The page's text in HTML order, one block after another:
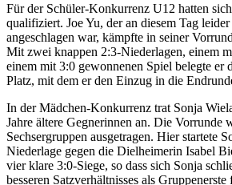
Für der Schüler-Konkurrenz U12 hatten
qualifiziert. Joe Yu, der an diesem Tag
angeschlagen war, kämpfte in seiner
Mit zwei knappen 2:3-Niederlagen, einem
einem mit 3:0 gewonnenen Spiel belegte er
Platz, mit dem er den Einzug in die
In der Mädchen-Konkurrenz trat Sonja
Jahre ältere Gegnerinnen an. Die Vorrunde
Sechsergruppen ausgetragen. Hier startete
Niederlage gegen die Dielheimerin Isabel
vier klare 3:0-Siege, so dass sich Sonja
besseren Satzverhältnisses als